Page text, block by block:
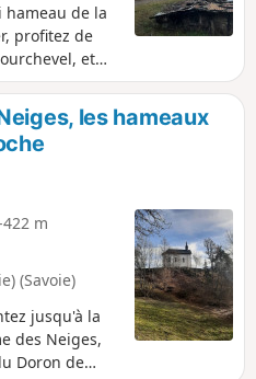
hameau de la
profitez de
et
les hameaux
m
(Savoie)
jusqu'à la
des Neiges,
Doron de